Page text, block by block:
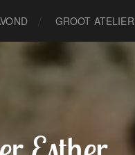
GROOT ATELIER